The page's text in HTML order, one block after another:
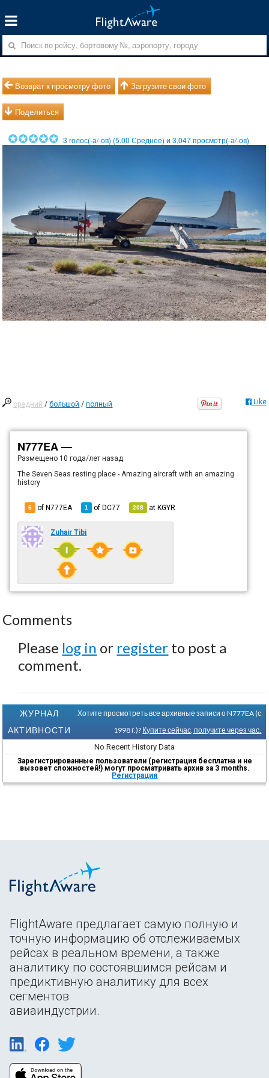
Возврат к просмотру фото Загрузите свои фото
Поделиться
3 голос(-а/-ов) (5.00 Среднее) и3,047просмотр(-а/-ов)
средний /большой /полный Like
N777EA —
Размещено 10 года/лет назад
The Seven Seas resting place - Amazing aircraft with an amazing
history
6 of N777EA 1 ofDC77 208 atKGYR
Zuhair Tibi
Comments
Please log in or register to post a
comment.
ЖУРНАЛ
АКТИВНОСТИ
Хотите просмотреть все архивные записи о N777EA (с
1998 г.)? Купите сейчас, получите через час.
No Recent History Data
Зарегистрированные пользователи (регистрация бесплатна и не
вызовет сложностей!) могут просматривать архив за 3 months.
Регистрация
FlightAware предлагает самую полную и
точную информацию об отслеживаемых
рейсах в реальном времени, а также
аналитику по состоявшимся рейсам и
предиктивную аналитику для всех
сегментов
авиаиндустрии.